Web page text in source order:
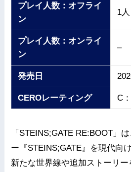
プレイ人数：オフライ
ン
1人
プレイ人数：オンライ
ン
–
発売日
CEROレーティング C
「STEINS;GATE RE:BOOT」
ー『STEINS;GATE』を現代向
新たな世界線や追加ストーリ